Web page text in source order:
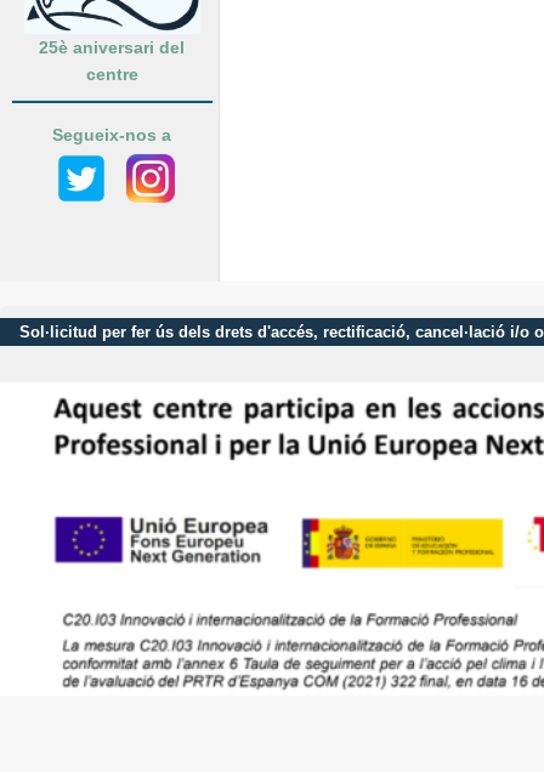
25è aniversari del
centre
Segueix-nos a
Sol·licitud per fer ús dels drets d'accés, rectificació, cancel·lació i/